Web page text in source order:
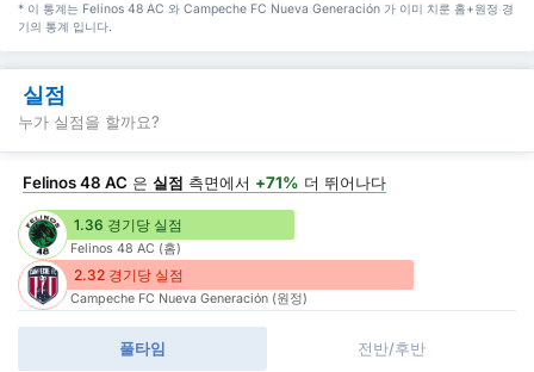
* 이 통계는 Felinos 48 AC 와 Campeche FC Nueva Generación 가 이미 치룬 홈+원정 경
기의 통계 입니다.
실점
누가 실점을 할까요?
Felinos 48 AC 은 실점 측면에서 +71% 더 뛰어나다
1.36 경기당 실점
Felinos 48 AC (홈)
2.32 경기당 실점
Campeche FC Nueva Generación (원정)
풀타임 전반/후반